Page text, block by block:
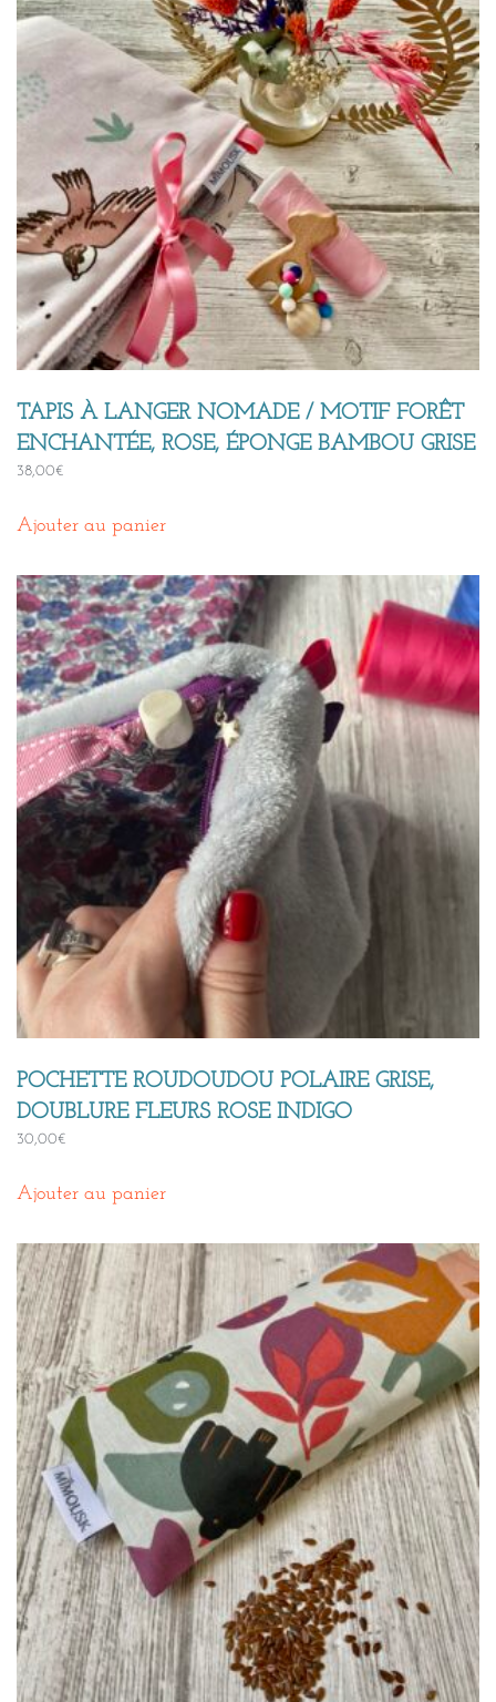
TAPIS À LANGER NOMADE / MOTIF FORÊT
ENCHANTÉE, ROSE, ÉPONGE BAMBOU GRISE
38,00€
Ajouter au panier
POCHETTE ROUDOUDOU POLAIRE GRISE,
DOUBLURE FLEURS ROSE INDIGO
30,00€
Ajouter au panier